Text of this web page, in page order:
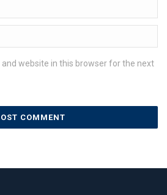
website in this browser for the next